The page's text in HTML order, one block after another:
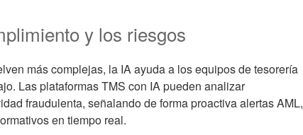
y los riesgos
más complejas, la IA ayuda a los equipos de tesorería
Las plataformas TMS con IA pueden analizar
fraudulenta, señalando de forma proactiva alertas AML,
en tiempo real.